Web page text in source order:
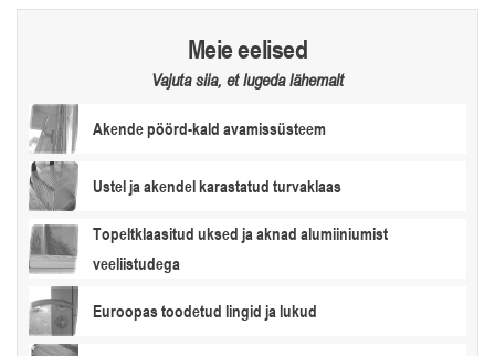
Meie eelised
Vajuta siia, et lugeda lähemalt
Akende pöörd-kald avamissüsteem
Ustel ja akendel karastatud turvaklaas
Topeltklaasitud uksed ja aknad alumiiniumist
veeliistudega
Euroopas toodetud lingid ja lukud